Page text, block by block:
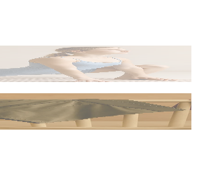
- A NEW BEGINNING
- A NEW BEGINNING